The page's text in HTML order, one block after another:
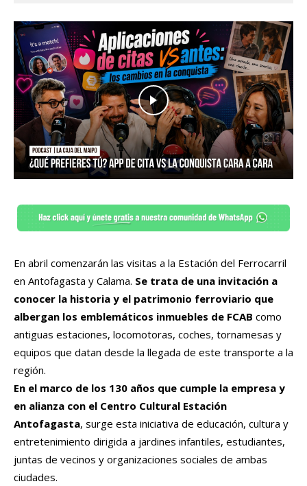
En abril comenzarán las visitas a la Estación del Ferrocarril
en Antofagasta y Calama. Se trata de una invitación a
conocer la historia y el patrimonio ferroviario que
albergan los emblemáticos inmuebles de FCAB como
antiguas estaciones, locomotoras, coches, tornamesas y
equipos que datan desde la llegada de este transporte a la
región.
En el marco de los 130 años que cumple la empresa y
en alianza con el Centro Cultural Estación
Antofagasta, surge esta iniciativa de educación, cultura y
entretenimiento dirigida a jardines infantiles, estudiantes,
juntas de vecinos y organizaciones sociales de ambas
ciudades.